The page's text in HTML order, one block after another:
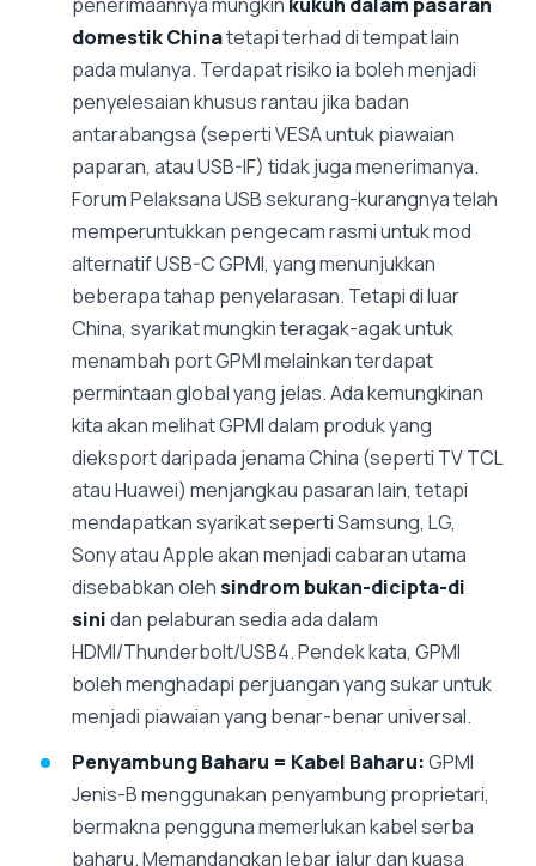
domestik Chinatetapi terhad di tempat lain
pada mulanya. Terdapat risiko ia boleh menjadi
penyelesaian khusus rantau jika badan
antarabangsa (seperti VESA untuk piawaian
paparan, atau USB-IF) tidak juga menerimanya.
Forum Pelaksana USB sekurang-kurangnya telah
memperuntukkan pengecam rasmi untuk mod
alternatif USB-C GPMI, yang menunjukkan
beberapa tahap penyelarasan. Tetapi di luar
China, syarikat mungkin teragak-agak untuk
menambah port GPMI melainkan terdapat
permintaan global yang jelas. Ada kemungkinan
kita akan melihat GPMI dalam produk yang
dieksport daripada jenama China (seperti TV TCL
atau Huawei) menjangkau pasaran lain, tetapi
mendapatkan syarikat seperti Samsung, LG,
Sony atau Apple akan menjadi cabaran utama
disebabkan olehsindrom bukan-dicipta-di
sinidan pelaburan sedia ada dalam
HDMI/Thunderbolt/USB4. Pendek kata, GPMI
boleh menghadapi perjuangan yang sukar untuk
menjadi piawaian yang benar-benar universal.
Penyambung Baharu = Kabel Baharu:GPMI
Jenis-B menggunakan penyambung proprietari,
bermakna pengguna memerlukan kabel serba
baharu. Memandangkan lebar jalur dan kuasa